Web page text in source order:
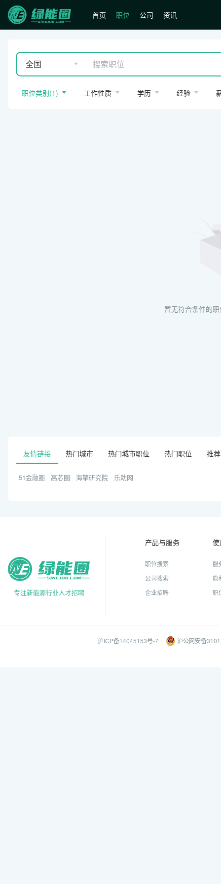
首页 职位 公司 资讯
全国
职位类别(1) 工作性质 学历 经验
暂无符合条件的
友情链接 热门城市 热门城市职位 热门职位 推
51金融圈 高芯圈 海擎研究院 乐助网
专注新能源行业人才招聘
产品与服务
职位搜索
公司搜索
企业招聘
服
隐
职
沪ICP备14045153号-7 沪公网安备